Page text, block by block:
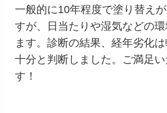
一般的に10年程度で塗り替え
すが、日当たりや湿気などの
ます。診断の結果、経年劣化
十分と判断しました。ご満足
す！